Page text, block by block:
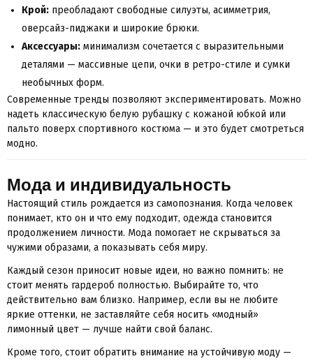
Крой: преобладают свободные силуэты, асимметрия,
оверсайз-пиджаки и широкие брюки.
Аксессуары: минимализм сочетается с выразительными
деталями — массивные цепи, очки в ретро-стиле и сумки
необычных форм.
Современные тренды позволяют экспериментировать. Можно
надеть классическую белую рубашку с кожаной юбкой или
пальто поверх спортивного костюма — и это будет смотреться
модно.
Мода и индивидуальность
Настоящий стиль рождается из самопознания. Когда человек
понимает, кто он и что ему подходит, одежда становится
продолжением личности. Мода помогает не скрываться за
чужими образами, а показывать себя миру.
Каждый сезон приносит новые идеи, но важно помнить: не
стоит менять гардероб полностью. Выбирайте то, что
действительно вам близко. Например, если вы не любите
яркие оттенки, не заставляйте себя носить «модный»
лимонный цвет — лучше найти свой баланс.
Кроме того, стоит обратить внимание на устойчивую моду —